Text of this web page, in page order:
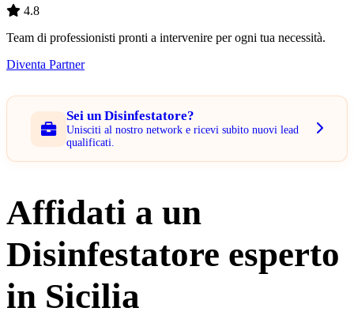
4.8
Team di professionisti pronti a intervenire per ogni tua necessità.
Diventa Partner
Sei un Disinfestatore?
Unisciti al nostro network e ricevi subito nuovi lead
qualificati.
Affidati a un
Disinfestatore esperto
in Sicilia